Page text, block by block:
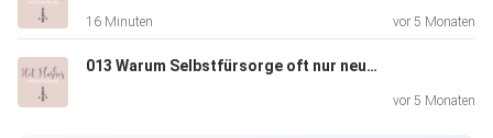
Dein Human Design Chart kannst du dir hier herunterladen:
https://www.hotflashesundhumandesign.de/blog/chart
16 Minuten vor 5 Monaten
013 Warum Selbstfürsorge oft nur neuer Leistungsdruck ist
vor 5 Monaten